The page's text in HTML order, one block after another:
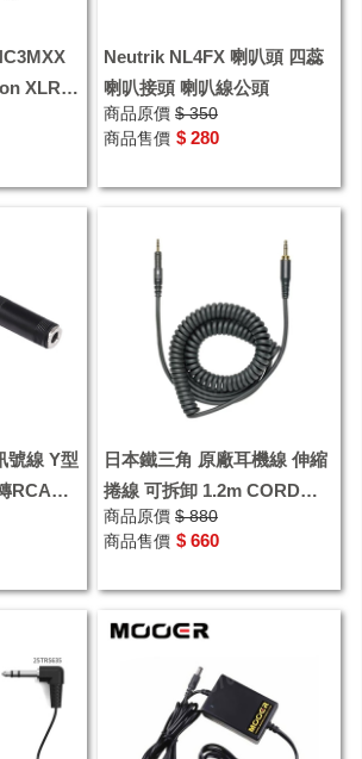
XLR
Neutrik NL4FX 喇叭頭 四蕊
喇叭接頭 喇叭線公頭
商品原價 $ 350
商品售價 $ 280
號線 Y型
RCA公
日本鐵三角 原廠耳機線 伸縮
捲線 可拆卸 1.2m CORD
ASSY 適ATH-M50X ATH-
M40X
商品原價 $ 880
商品售價 $ 660